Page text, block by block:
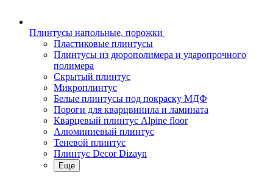
Плинтусы напольные, порожки
Пластиковые плинтусы
Плинтусы из дюрополимера и ударопрочного
полимера
Скрытый плинтус
Микроплинтус
Белые плинтусы под покраску МДФ
Пороги для кварцвинила и ламината
Кварцевый плинтус Alpine floor
Алюминиевый плинтус
Теневой плинтус
Плинтус Decor Dizayn
Еще